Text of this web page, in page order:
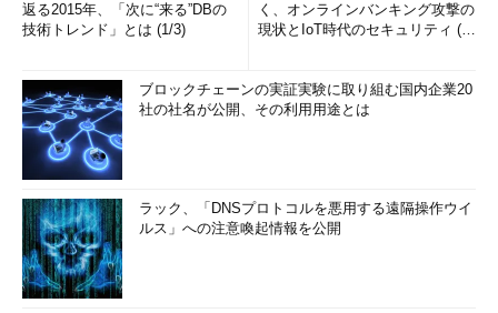
返る2015年、「次に“来る”DBの
技術トレンド」とは (1/3)
く、オンラインバンキング攻撃の
現状とIoT時代のセキュリティ (1/
ブロックチェーンの実証実験に取り組む国内企業20
社の社名が公開、その利用用途とは
ラック、「DNSプロトコルを悪用する遠隔操作ウイ
ルス」への注意喚起情報を公開